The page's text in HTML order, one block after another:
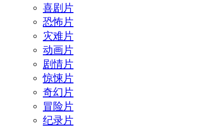
喜剧片
恐怖片
灾难片
动画片
剧情片
惊悚片
奇幻片
冒险片
纪录片